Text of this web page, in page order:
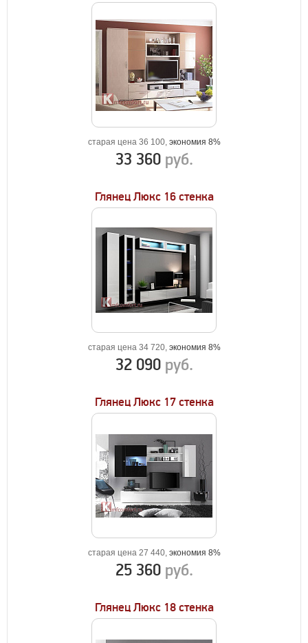
старая цена 36 100, экономия 8%
33 360 руб.
Глянец Люкс 16 стенка
старая цена 34 720, экономия 8%
32 090 руб.
Глянец Люкс 17 стенка
старая цена 27 440, экономия 8%
25 360 руб.
Глянец Люкс 18 стенка